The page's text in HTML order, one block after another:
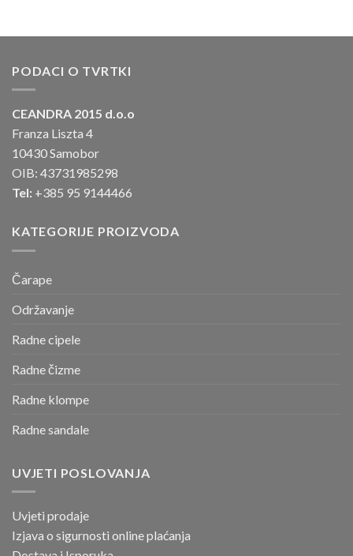
PODACI O TVRTKI
CEANDRA 2015 d.o.o
Franza Liszta 4
10430 Samobor
OIB: 43731985298
Tel: +385 95 9144466
KATEGORIJE PROIZVODA
Čarape
Održavanje
Radne cipele
Radne čizme
Radne klompe
Radne sandale
UVJETI POSLOVANJA
Uvjeti prodaje
Izjava o sigurnosti onlineplaćanja